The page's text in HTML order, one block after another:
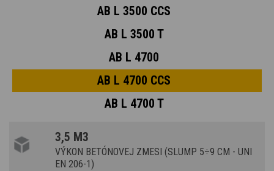
AB L 3500 CCS
AB L 3500 T
AB L 4700
AB L 4700 CCS
AB L 4700 T
3,5 M3
VÝKON BETÓNOVEJ ZMESI (SLUMP 5÷9 CM - UNI
EN 206-1)